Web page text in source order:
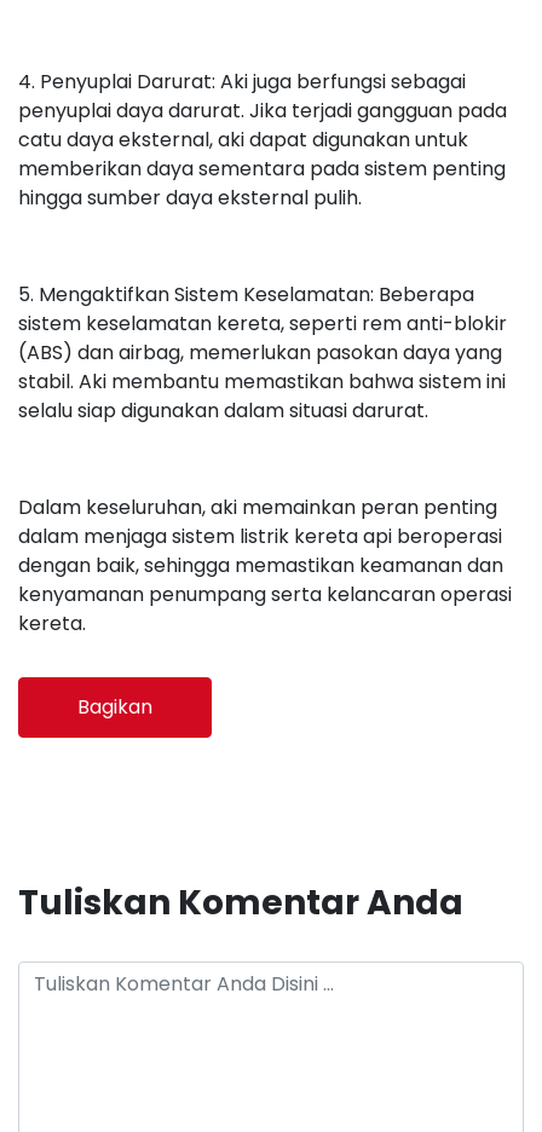
4. Penyuplai Darurat: Aki juga berfungsi sebagai
penyuplai daya darurat. Jika terjadi gangguan pada
catu daya eksternal, aki dapat digunakan untuk
memberikan daya sementara pada sistem penting
hingga sumber daya eksternal pulih.
5. Mengaktifkan Sistem Keselamatan: Beberapa
sistem keselamatan kereta, seperti rem anti-blokir
(ABS) dan airbag, memerlukan pasokan daya yang
stabil. Aki membantu memastikan bahwa sistem ini
selalu siap digunakan dalam situasi darurat.
Dalam keseluruhan, aki memainkan peran penting
dalam menjaga sistem listrik kereta api beroperasi
dengan baik, sehingga memastikan keamanan dan
kenyamanan penumpang serta kelancaran operasi
kereta.
Bagikan
Tuliskan Komentar Anda